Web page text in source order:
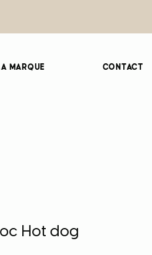
marque Contact
Hot dog